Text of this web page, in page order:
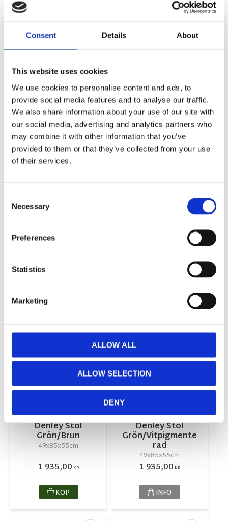
Consent Details About
This website uses cookies
We use cookies to personalise content and ads, to
provide social media features and to analyse our traffic.
We also share information about your use of our site with
our social media, advertising and analytics partners who
may combine it with other information that you’ve
provided to them or that they’ve collected from your use
of their services.
Selection
Necessary
Preferences
Statistics
Marketing
ALLOW ALL
ALLOW SELECTION
DENY
naturliga och varma uttryck och bidrar till en
i många olika miljöer. Kombinationen av det
mjuka tyget och träets organiska yta skapar en
tidlös.
Denley karmstol är smidig och lätt att möblera
med, oavsett om det är vid den lilla eller stora
matgruppen. Tack vare sin komfort blir den
snabbt en favorit i hemmet.
En karmstol som förenar funktion, form och
MÅTT OCH SPECIFIKATIONER
skotselrad_tygmobler.pdf
Visa alla produkter från Rowico Home
Denley Stol
Grön/Brun
49x85x55cm
1 935,00 KR
Lägg till i favoriter
KÖP
Denley Stol
Grön/Vitpigmente
rad
49x85x55cm
1 935,00 KR
INFO